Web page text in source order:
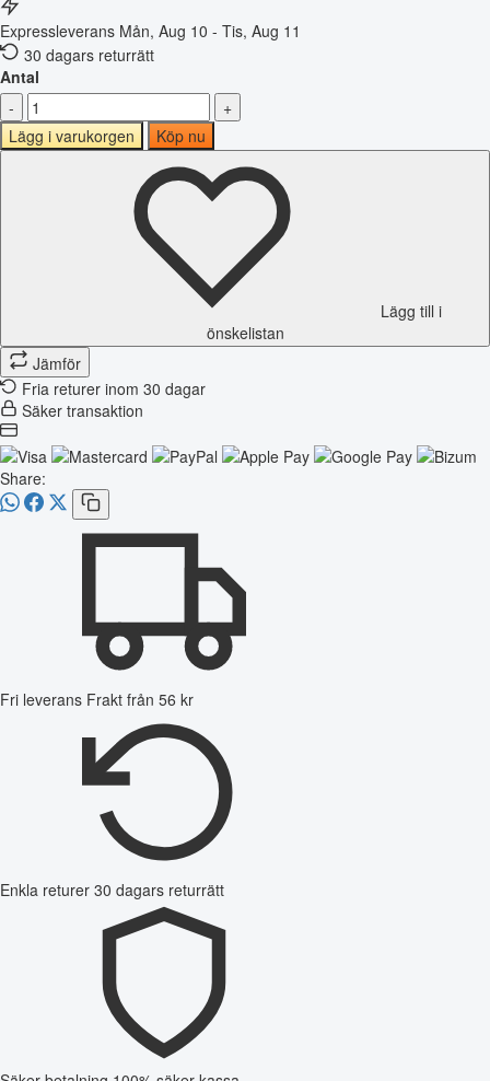
Expressleverans Mån, Aug 10 - Tis, Aug 11
30 dagars returrätt
Antal
-
+
Lägg i varukorgen
Köp nu
Lägg till i
önskelistan
Jämför
Fria returer inom 30 dagar
Säker transaktion
Share:
Fri leverans Frakt från 56 kr
Enkla returer 30 dagars returrätt